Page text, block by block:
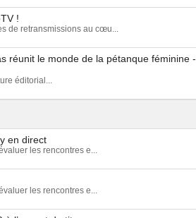
!
de retransmissions au cœu...
réunit le monde de la pétanque féminine -
éditorial...
en direct
les rencontres e...
les rencontres e...